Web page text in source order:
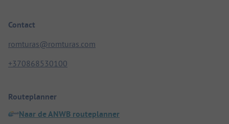
Contact
romturas@romturas.com
+370868530100
Routeplanner
Naar de ANWB routeplanner